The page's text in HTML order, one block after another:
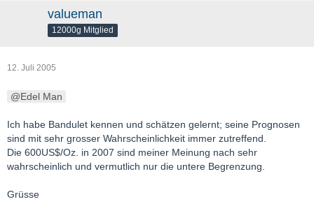
valueman
12000g Mitglied
12. Juli 2005
Edel Man
Ich habe Bandulet kennen und schätzen gelernt; seine Prognosen
sind mit sehr grosser Wahrscheinlichkeit immer zutreffend.
Die 600US$/Oz. in 2007 sind meiner Meinung nach sehr
wahrscheinlich und vermutlich nur die untere Begrenzung.
Grüsse